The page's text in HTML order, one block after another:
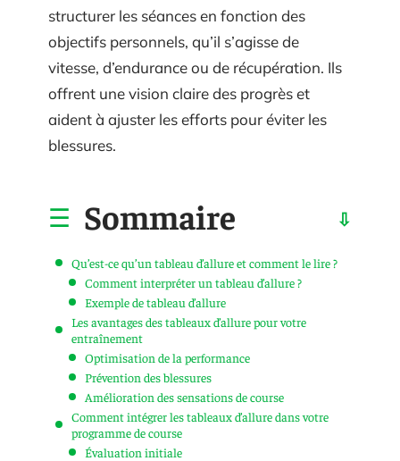
structurer les séances en fonction des
objectifs personnels, qu’il s’agisse de
vitesse, d’endurance ou de récupération. Ils
offrent une vision claire des progrès et
aident à ajuster les efforts pour éviter les
blessures.
Sommaire
Qu’est-ce qu’un tableau d’allure et comment le lire ?
Comment interpréter un tableau d’allure ?
Exemple de tableau d’allure
Les avantages des tableaux d’allure pour votre
entraînement
Optimisation de la performance
Prévention des blessures
Amélioration des sensations de course
Comment intégrer les tableaux d’allure dans votre
programme de course
Évaluation initiale